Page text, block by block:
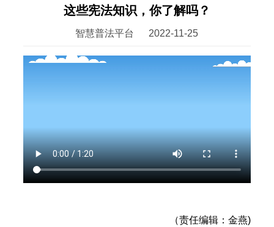
这些宪法知识，你了解吗？
智慧普法平台 2022-11-25
（责任编辑：金燕)